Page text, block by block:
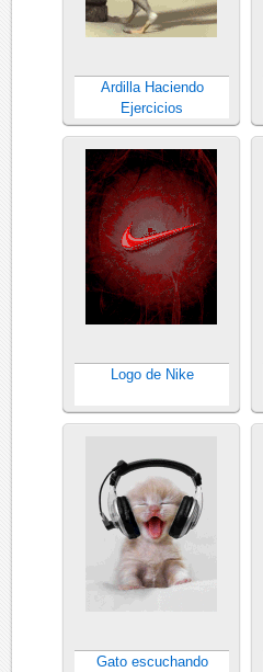
Ardilla Haciendo
Ejercicios
Logo de Nike
Gato escuchando